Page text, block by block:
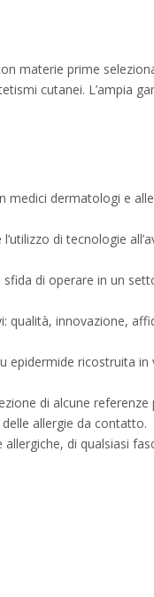
materie prime
cutanei. L’ampia
medici dermatologi e
di tecnologie
di operare in un
qualità, innovazione,
epidermide ricostruita
di alcune referenze
allergie da contatto.
di qualsiasi